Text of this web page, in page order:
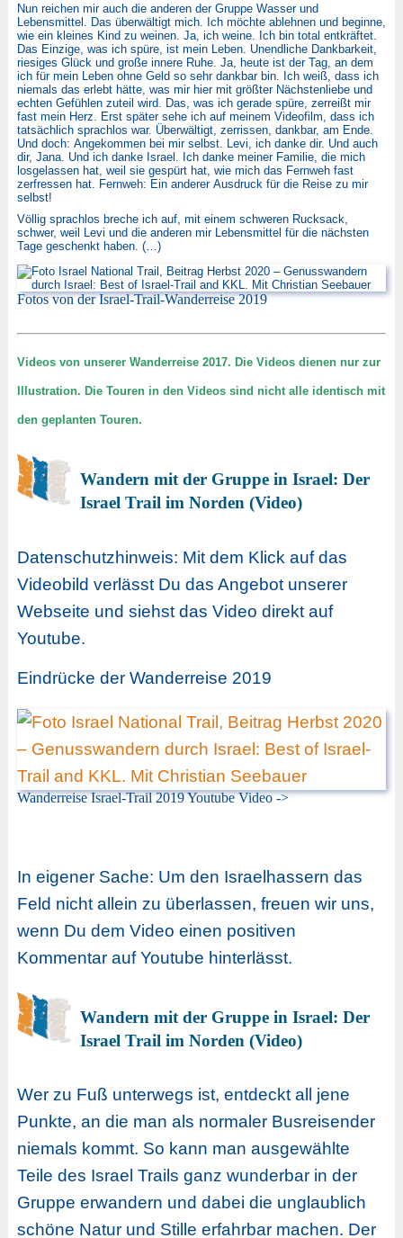
Nun reichen mir auch die anderen der Gruppe Wasser und
Lebensmittel. Das überwältigt mich. Ich möchte ablehnen und beginne,
wie ein kleines Kind zu weinen. Ja, ich weine. Ich bin total entkräftet.
Das Einzige, was ich spüre, ist mein Leben. Unendliche Dankbarkeit,
riesiges Glück und große innere Ruhe. Ja, heute ist der Tag, an dem
ich für mein Leben ohne Geld so sehr dankbar bin. Ich weiß, dass ich
niemals das erlebt hätte, was mir hier mit größter Nächstenliebe und
echten Gefühlen zuteil wird. Das, was ich gerade spüre, zerreißt mir
fast mein Herz. Erst später sehe ich auf meinem Videofilm, dass ich
tatsächlich sprachlos war. Überwältigt, zerrissen, dankbar, am Ende.
Und doch: Angekommen bei mir selbst. Levi, ich danke dir. Und auch
dir, Jana. Und ich danke Israel. Ich danke meiner Familie, die mich
losgelassen hat, weil sie gespürt hat, wie mich das Fernweh fast
zerfressen hat. Fernweh: Ein anderer Ausdruck für die Reise zu mir
selbst!
Völlig sprachlos breche ich auf, mit einem schweren Rucksack,
schwer, weil Levi und die anderen mir Lebensmittel für die nächsten
Tage geschenkt haben. (…)
Fotos von der Israel-Trail-Wanderreise 2019
Videos von unserer Wanderreise 2017. Die Videos dienen nur zur
Illustration. Die Touren in den Videos sind nicht alle identisch mit
den geplanten Touren.
Wandern mit der Gruppe in Israel: Der
Israel Trail im Norden (Video)
Datenschutzhinweis: Mit dem Klick auf das
Videobild verlässt Du das Angebot unserer
Webseite und siehst das Video direkt auf
Youtube.
Eindrücke der Wanderreise 2019
Wanderreise Israel-Trail 2019 Youtube Video ->
In eigener Sache: Um den Israelhassern das
Feld nicht allein zu überlassen, freuen wir uns,
wenn Du dem Video einen positiven
Kommentar auf Youtube hinterlässt.
Wandern mit der Gruppe in Israel: Der
Israel Trail im Norden (Video)
Wer zu Fuß unterwegs ist, entdeckt all jene
Punkte, an die man als normaler Busreisender
niemals kommt. So kann man ausgewählte
Teile des Israel Trails ganz wunderbar in der
Gruppe erwandern und dabei die unglaublich
schöne Natur und Stille erfahrbar machen. Der